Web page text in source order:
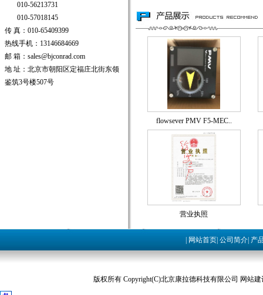
010-56213731
010-57018145
传 真：010-65409399
热线手机：13146684669
邮 箱：sales@bjconrad.com
地 址：北京市朝阳区定福庄北街东领
鉴筑3号楼507号
flowsever PMV F5-MEC..
营业执照
网站首页| 公司简介| 产
版权所有 Copyright(C)北京康拉德科技有限公司 网站建